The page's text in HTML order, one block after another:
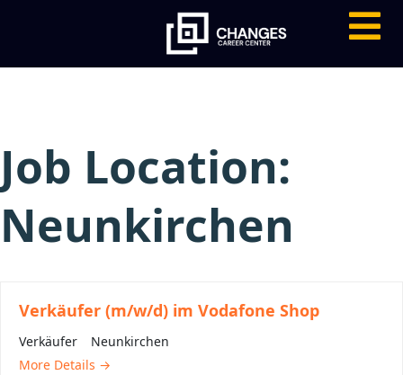
Job Location:
Neunkirchen
Verkäufer (m/w/d) im Vodafone Shop
Verkäufer
Neunkirchen
More Details